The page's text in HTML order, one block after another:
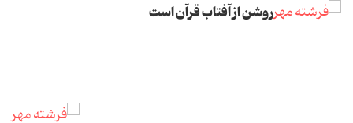
روشن از آفتاب قرآن است